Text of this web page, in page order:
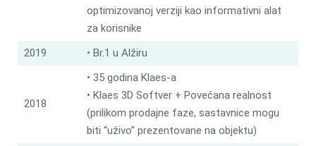
optimizovanoj verziji kao informativni alat
za korisnike
2019
• Br.1 u Alžiru
2018
• 35 godina Klaes-a
• Klaes 3D Softver + Povećana realnost
(prilikom prodajne faze, sastavnice mogu
biti “uživo” prezentovane na objektu)